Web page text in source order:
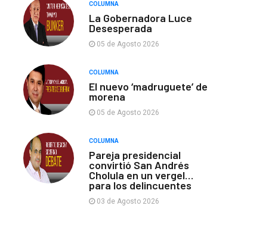
COLUMNA
La Gobernadora Luce
Desesperada
05 de Agosto 2026
COLUMNA
El nuevo ‘madruguete’ de
morena
05 de Agosto 2026
COLUMNA
Pareja presidencial
convirtió San Andrés
Cholula en un vergel…
para los delincuentes
03 de Agosto 2026